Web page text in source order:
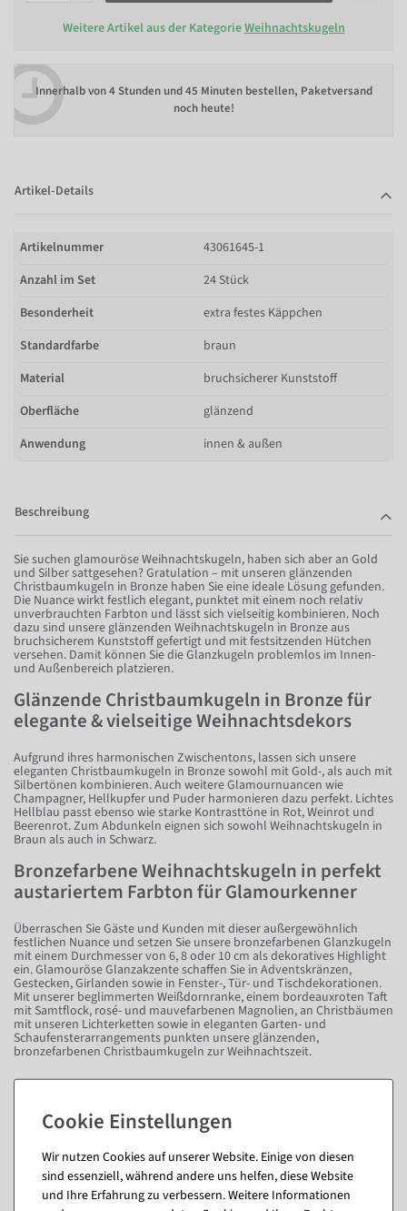
Weitere Artikel aus der KategorieWeihnachtskugeln
Innerhalb von4 Stunden und 45 Minuten bestellen, Paketversand
noch heute!
Artikel-Details
Artikelnummer
43061645-1
Anzahl im Set
24 Stück
Besonderheit
extra festes Käppchen
Standardfarbe
braun
Material
bruchsicherer Kunststoff
Oberfläche
glänzend
Anwendung
innen & außen
Beschreibung
Sie suchen glamouröse Weihnachtskugeln, haben sich aber an Gold
und Silber sattgesehen? Gratulation – mit unseren glänzenden
Christbaumkugeln in Bronze haben Sie eine ideale Lösung gefunden.
Die Nuance wirkt festlich elegant, punktet mit einem noch relativ
unverbrauchten Farbton und lässt sich vielseitig kombinieren. Noch
dazu sind unsere glänzenden Weihnachtskugeln in Bronze aus
bruchsicherem Kunststoff gefertigt und mit festsitzenden Hütchen
versehen. Damit können Sie die Glanzkugeln problemlos im Innen-
und Außenbereich platzieren.
Glänzende Christbaumkugeln in Bronze für
elegante & vielseitige Weihnachtsdekors
Aufgrund ihres harmonischen Zwischentons, lassen sich unsere
eleganten Christbaumkugeln in Bronze sowohl mit Gold-, als auch mit
Silbertönen kombinieren. Auch weitere Glamournuancen wie
Champagner, Hellkupfer und Puder harmonieren dazu perfekt. Lichtes
Hellblau passt ebenso wie starke Kontrasttöne in Rot, Weinrot und
Beerenrot. Zum Abdunkeln eignen sich sowohl Weihnachtskugeln in
Braun als auch in Schwarz.
Bronzefarbene Weihnachtskugeln in perfekt
austariertem Farbton für Glamourkenner
Überraschen Sie Gäste und Kunden mit dieser außergewöhnlich
festlichen Nuance und setzen Sie unsere bronzefarbenen Glanzkugeln
mit einem Durchmesser von 6, 8 oder 10 cm als dekoratives Highlight
ein. Glamouröse Glanzakzente schaffen Sie in Adventskränzen,
Gestecken, Girlanden sowie in Fenster-, Tür- und Tischdekorationen.
Mit unserer beglimmerten Weißdornranke, einem bordeauxroten Taft
mit Samtflock, rosé- und mauvefarbenen Magnolien, an Christbäumen
mit unseren Lichterketten sowie in eleganten Garten- und
Schaufensterarrangements punkten unsere glänzenden,
bronzefarbenen Christbaumkugeln zur Weihnachtszeit.
Wir nutzen Cookies auf unserer Website. Einige von diesen
sind essenziell, während andere uns helfen, diese Website
und Ihre Erfahrung zu verbessern. Weitere Informationen